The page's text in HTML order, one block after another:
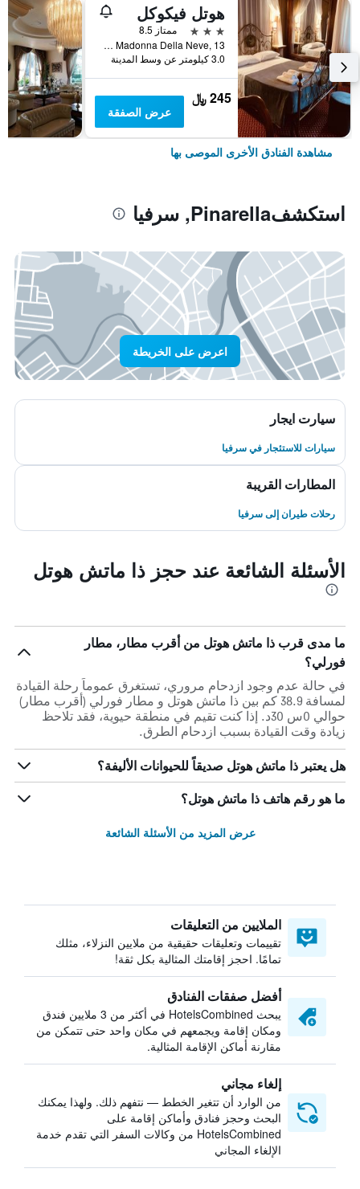
هوتل فيكوكل
3 نجوم
ممتاز 8.5
Via Madonna Della Neve, 13, سرفيا, مقاطعة رافينا, إيطاليا
3.0 كيلومتر عن وسط المدينة
245 ﷼
عرض الصفقة
مشاهدة الفنادق الأخرى الموصى بها
استكشفPinarella, سرفيا
اعرض على الخريطة
سيارت ايجار
سيارات للاستئجار في سرفيا
المطارات القريبة
رحلات طيران إلى سرفيا
الأسئلة الشائعة عند حجز ذا ماتش هوتل
ما مدى قرب ذا ماتش هوتل من أقرب مطار، مطار
فورلي؟
في حالة عدم وجود ازدحام مروري، تستغرق عموماً رحلة القيادة
لمسافة 38.9 كم بين ذا ماتش هوتل و مطار فورلي (أقرب مطار)
حوالي 0س 30د. إذا كنت تقيم في منطقة حيوية، فقد تلاحظ
زيادة وقت القيادة بسبب ازدحام الطرق.
هل يعتبر ذا ماتش هوتل صديقاً للحيوانات الأليفة؟
ما هو رقم هاتف ذا ماتش هوتل؟
عرض المزيد من الأسئلة الشائعة
الملايين من التعليقات
تقييمات وتعليقات حقيقية من ملايين النزلاء، مثلك
تمامًا. احجز إقامتك المثالية بكل ثقة!
أفضل صفقات الفنادق
يبحث HotelsCombined في أكثر من 3 ملايين فندق
ومكان إقامة ويجمعهم في مكان واحد حتى تتمكن من
مقارنة أماكن الإقامة المثالية.
إلغاء مجاني
من الوارد أن تتغير الخطط — نتفهم ذلك. ولهذا يمكنك
البحث وحجز فنادق وأماكن إقامة على
HotelsCombined من وكالات السفر التي تقدم خدمة
الإلغاء المجاني